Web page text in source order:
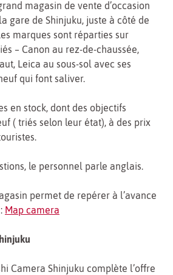
magasin de vente d’occasion
gare de Shinjuku, juste à côté de
marques sont réparties sur
– Canon au rez-de-chaussée,
Leica au sous-sol avec ses
qui font saliver.
en stock, dont des objectifs
( triés selon leur état), à des prix
le personnel parle anglais.
permet de repérer à l’avance
Map camera
Camera Shinjuku complète l’offre